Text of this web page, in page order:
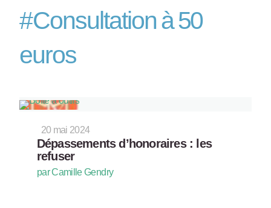
#Consultation à 50
euros
20 mai 2024
Dépassements d’honoraires : les
refuser
par Camille Gendry